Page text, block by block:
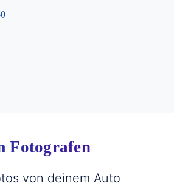
Fotografen
von deinem Auto